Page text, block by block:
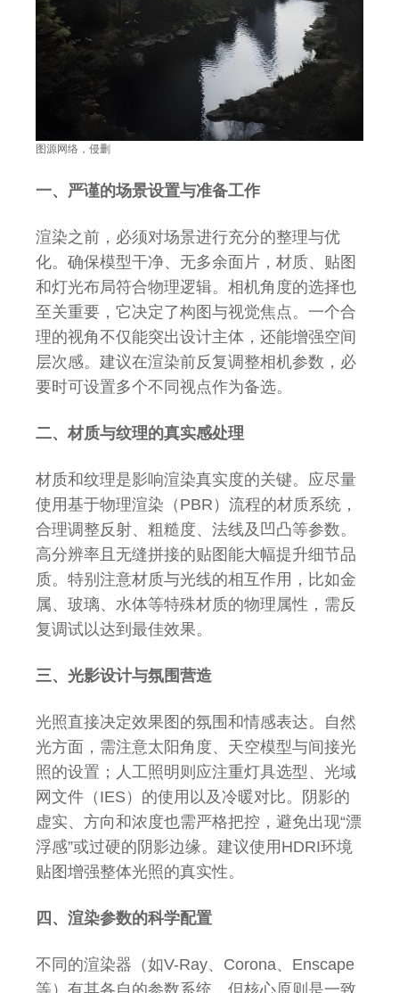
图源网络，侵删
一、严谨的场景设置与准备工作
渲染之前，必须对场景进行充分的整理与优
化。确保模型干净、无多余面片，材质、贴图
和灯光布局符合物理逻辑。相机角度的选择也
至关重要，它决定了构图与视觉焦点。一个合
理的视角不仅能突出设计主体，还能增强空间
层次感。建议在渲染前反复调整相机参数，必
要时可设置多个不同视点作为备选。
二、材质与纹理的真实感处理
材质和纹理是影响渲染真实度的关键。应尽量
使用基于物理渲染（PBR）流程的材质系统，
合理调整反射、粗糙度、法线及凹凸等参数。
高分辨率且无缝拼接的贴图能大幅提升细节品
质。特别注意材质与光线的相互作用，比如金
属、玻璃、水体等特殊材质的物理属性，需反
复调试以达到最佳效果。
三、光影设计与氛围营造
光照直接决定效果图的氛围和情感表达。自然
光方面，需注意太阳角度、天空模型与间接光
照的设置；人工照明则应注重灯具选型、光域
网文件（IES）的使用以及冷暖对比。阴影的
虚实、方向和浓度也需严格把控，避免出现“漂
浮感”或过硬的阴影边缘。建议使用HDRI环境
贴图增强整体光照的真实性。
四、渲染参数的科学配置
不同的渲染器（如V-Ray、Corona、Enscape